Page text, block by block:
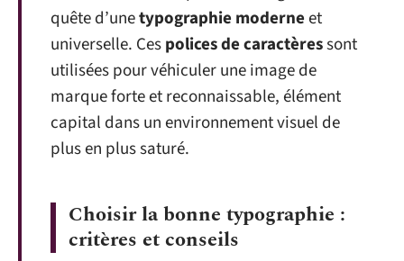
quête d’unetypographie moderneet
universelle. Cespolices de caractèressont
utilisées pour véhiculer une image de
marque forte et reconnaissable, élément
capital dans un environnement visuel de
plus en plus saturé.
Choisir la bonne typographie :
critères et conseils